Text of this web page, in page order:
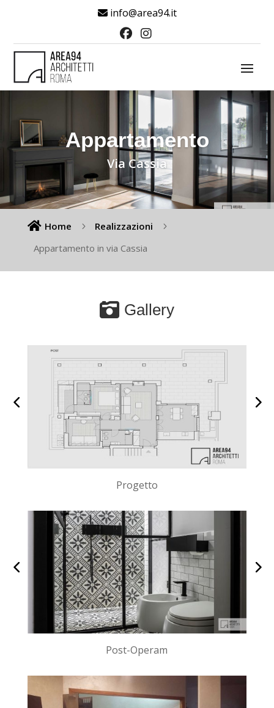
info@area94.it
Appartamento
Via Cassia
 Home 5 Realizzazioni 5
Appartamento in via Cassia
Gallery
Progetto
Post-Operam